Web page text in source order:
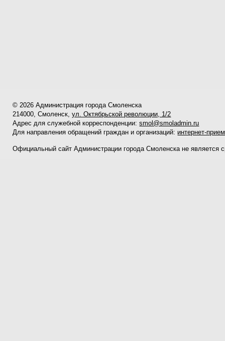
© 2026 Администрация города Смоленска
214000, Смоленск,ул. Октябрьской революции, 1/2
Адрес для служебной корреспонденции:smol@smoladmin.ru
Для направления обращений граждан и организаций: интернет-
Официальный сайт Администрации города Смоленска не является